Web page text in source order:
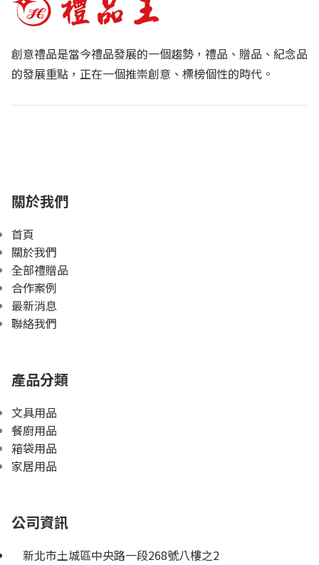
創意禮品是當今禮品發展的一個趨勢，禮品、贈品、紀念品
的發展重點，正在一個推崇創意、標榜個性的時代。
關於我們
首頁
關於我們
全部禮贈品
合作案例
最新消息
聯絡我們
產品分類
文具用品
餐廚用品
箱袋用品
家居用品
公司資訊
新北市土城區中央路一段268號八樓之2